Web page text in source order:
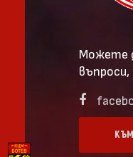
Можете
въпроси,